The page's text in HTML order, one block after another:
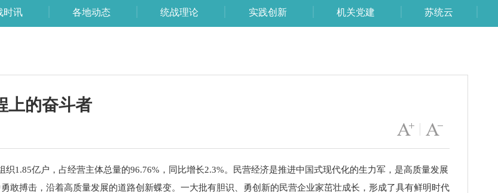
时讯 各地动态 统战理论 实践创新 机关党建 苏统云
上的奋斗者
字号变小
亿户，占经营主体总量的96.76%，同比增长2.3%。民营经济是推进中国式现代化的生力军，是高质量发展
敢搏击，沿着高质量发展的道路创新蝶变。一大批有胆识、勇创新的民营企业家茁壮成长，形成了具有鲜明时代